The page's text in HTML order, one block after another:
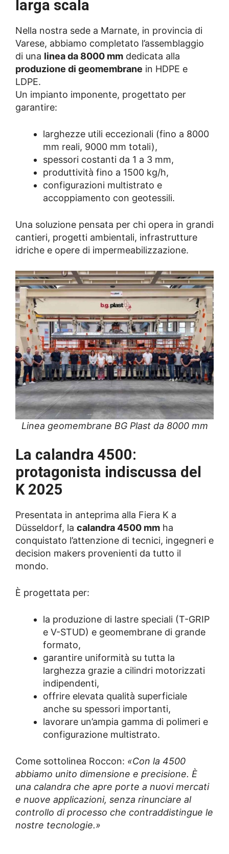
larga scala
Nella nostra sede a Marnate, in provincia di
Varese, abbiamo completato l’assemblaggio
di una linea da 8000 mm dedicata alla
produzione di geomembrane in HDPE e
LDPE.
Un impianto imponente, progettato per
garantire:
larghezze utili eccezionali (fino a 8000
mm reali, 9000 mm totali),
spessori costanti da 1 a 3 mm,
produttività fino a 1500 kg/h,
configurazioni multistrato e
accoppiamento con geotessili.
Una soluzione pensata per chi opera in grandi
cantieri, progetti ambientali, infrastrutture
idriche e opere di impermeabilizzazione.
Linea geomembrane BG Plast da 8000 mm
La calandra 4500:
protagonista indiscussa del
K 2025
Presentata in anteprima alla Fiera K a
Düsseldorf, la calandra 4500 mm ha
conquistato l’attenzione di tecnici, ingegneri e
decision makers provenienti da tutto il
mondo.
È progettata per:
la produzione di lastre speciali (T-GRIP
e V-STUD) e geomembrane di grande
formato,
garantire uniformità su tutta la
larghezza grazie a cilindri motorizzati
indipendenti,
offrire elevata qualità superficiale
anche su spessori importanti,
lavorare un’ampia gamma di polimeri e
configurazione multistrato.
Come sottolinea Roccon: «Con la 4500
abbiamo unito dimensione e precisione. È
una calandra che apre porte a nuovi mercati
e nuove applicazioni, senza rinunciare al
controllo di processo che contraddistingue le
nostre tecnologie.»